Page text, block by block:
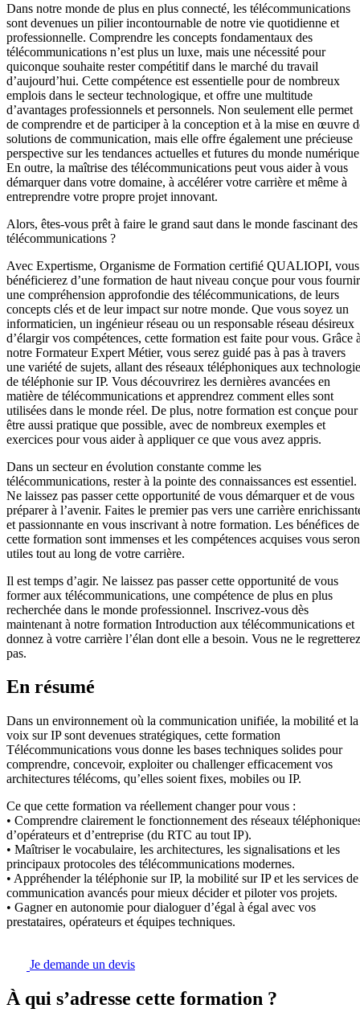
Dans notre monde de plus en plus connecté, les télécommunications
sont devenues un pilier incontournable de notre vie quotidienne et
professionnelle. Comprendre les concepts fondamentaux des
télécommunications n’est plus un luxe, mais une nécessité pour
quiconque souhaite rester compétitif dans le marché du travail
d’aujourd’hui. Cette compétence est essentielle pour de nombreux
emplois dans le secteur technologique, et offre une multitude
d’avantages professionnels et personnels. Non seulement elle permet
de comprendre et de participer à la conception et à la mise en œuvre
solutions de communication, mais elle offre également une précieuse
perspective sur les tendances actuelles et futures du monde
En outre, la maîtrise des télécommunications peut vous aider à vous
démarquer dans votre domaine, à accélérer votre carrière et même à
entreprendre votre propre projet innovant.
Alors, êtes-vous prêt à faire le grand saut dans le monde fascinant des
télécommunications ?
Avec Expertisme, Organisme de Formation certifié QUALIOPI, vous
bénéficierez d’une formation de haut niveau conçue pour vous fournir
une compréhension approfondie des télécommunications, de leurs
concepts clés et de leur impact sur notre monde. Que vous soyez un
informaticien, un ingénieur réseau ou un responsable réseau désireux
d’élargir vos compétences, cette formation est faite pour vous. Grâce
notre Formateur Expert Métier, vous serez guidé pas à pas à travers
une variété de sujets, allant des réseaux téléphoniques aux
de téléphonie sur IP. Vous découvrirez les dernières avancées en
matière de télécommunications et apprendrez comment elles sont
utilisées dans le monde réel. De plus, notre formation est conçue pour
être aussi pratique que possible, avec de nombreux exemples et
exercices pour vous aider à appliquer ce que vous avez appris.
Dans un secteur en évolution constante comme les
télécommunications, rester à la pointe des connaissances est essentiel.
Ne laissez pas passer cette opportunité de vous démarquer et de vous
préparer à l’avenir. Faites le premier pas vers une carrière
et passionnante en vous inscrivant à notre formation. Les bénéfices de
cette formation sont immenses et les compétences acquises vous
utiles tout au long de votre carrière.
Il est temps d’agir. Ne laissez pas passer cette opportunité de vous
former aux télécommunications, une compétence de plus en plus
recherchée dans le monde professionnel. Inscrivez-vous dès
maintenant à notre formation Introduction aux télécommunications et
donnez à votre carrière l’élan dont elle a besoin. Vous ne le regretterez
pas.
En résumé
Dans un environnement où la communication unifiée, la mobilité et la
voix sur IP sont devenues stratégiques, cette formation
Télécommunications vous donne les bases techniques solides pour
comprendre, concevoir, exploiter ou challenger efficacement vos
architectures télécoms, qu’elles soient fixes, mobiles ou IP.
Ce que cette formation va réellement changer pour vous :
• Comprendre clairement le fonctionnement des réseaux
d’opérateurs et d’entreprise (du RTC au tout IP).
• Maîtriser le vocabulaire, les architectures, les signalisations et les
principaux protocoles des télécommunications modernes.
• Appréhender la téléphonie sur IP, la mobilité sur IP et les services de
communication avancés pour mieux décider et piloter vos projets.
• Gagner en autonomie pour dialoguer d’égal à égal avec vos
prestataires, opérateurs et équipes techniques.
Je demande un devis
À qui s’adresse cette formation ?